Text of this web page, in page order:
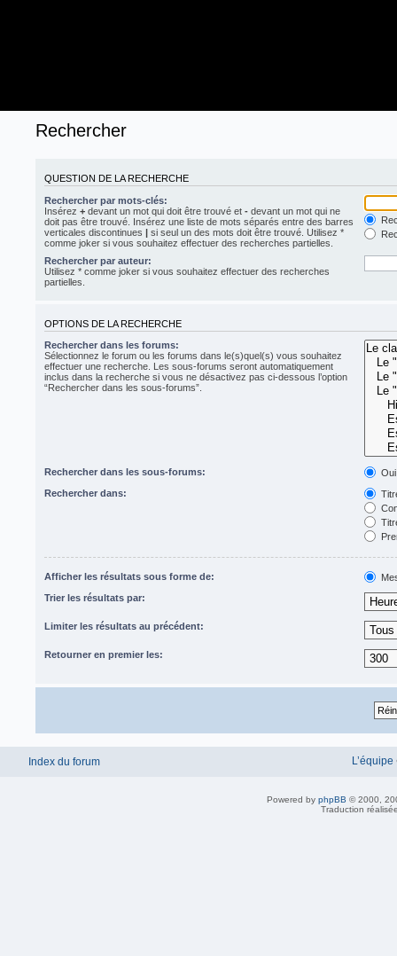
Rechercher
QUESTION DE LA RECHERCHE
Rechercher par mots-clés:
Insérez + devant un mot qui doit être trouvé et - devant un mot qui ne
doit pas être trouvé. Insérez une liste de mots séparés entre des barres
verticales discontinues | si seul un des mots doit être trouvé. Utilisez *
comme joker si vous souhaitez effectuer des recherches partielles.
Rechercher par auteur:
Utilisez * comme joker si vous souhaitez effectuer des recherches
partielles.
OPTIONS DE LA RECHERCHE
Rechercher dans les forums:
Sélectionnez le forum ou les forums dans le(s)quel(s) vous souhaitez
effectuer une recherche. Les sous-forums seront automatiquement
inclus dans la recherche si vous ne désactivez pas ci-dessous l’option
“Rechercher dans les sous-forums”.
Rechercher dans les sous-forums:
Oui
Rechercher dans:
Afficher les résultats sous forme de:
Trier les résultats par:
Limiter les résultats au précédent:
Retourner en premier les:
Index du forum L’équipe
Powered by phpBB © 2000,
Traduction